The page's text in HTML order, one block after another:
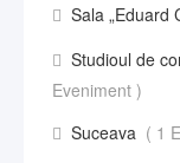
Sala „Eduard
Studioul de
Eveniment )
Suceava ( 1